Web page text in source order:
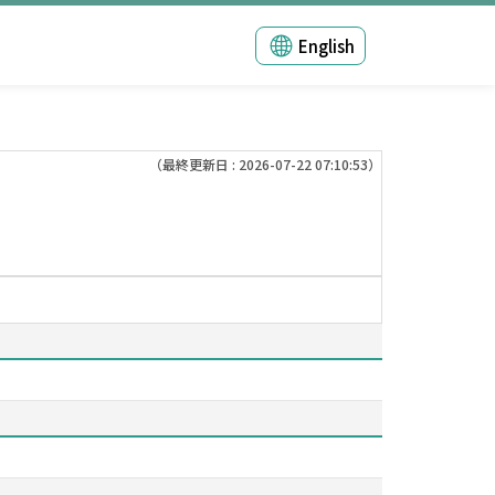
English
（最終更新日 : 2026-07-22 07:10:53）